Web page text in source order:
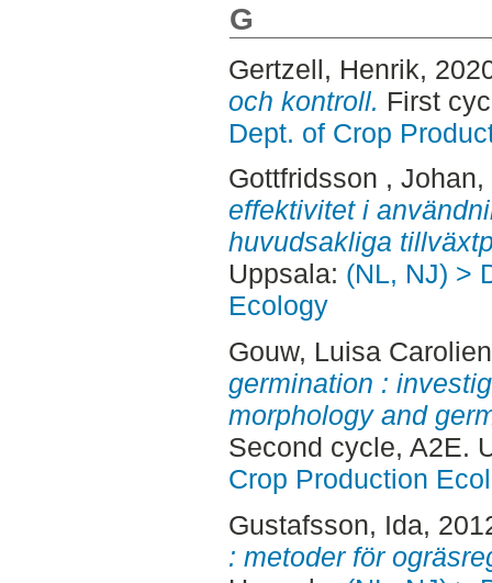
G
Gertzell, Henrik,
och kontroll. First
Dept. of Crop
Gottfridsson , Johan
effektivitet i
huvudsakliga
Uppsala: (NL, NJ) >
Ecology
Gouw, Luisa Carolien
germination :
morphology and
Second cycle, A2E.
Crop Production
Gustafsson, Ida,
: metoder för